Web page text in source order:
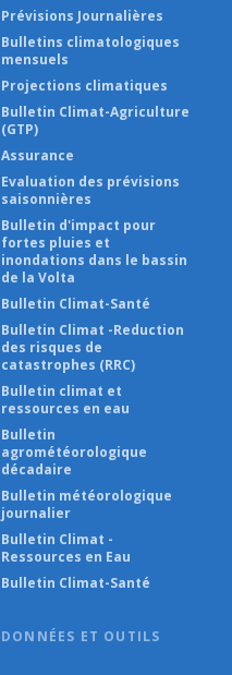
Prévisions Journalières
Bulletins climatologiques
mensuels
Projections climatiques
Bulletin Climat-Agriculture
(GTP)
Assurance
Evaluation des prévisions
saisonnières
Bulletin d'impact pour
fortes pluies et
inondations dans le bassin
de la Volta
Bulletin Climat-Santé
Bulletin Climat -Reduction
des risques de
catastrophes (RRC)
Bulletin climat et
ressources en eau
Bulletin
agrométéorologique
décadaire
Bulletin météorologique
journalier
Bulletin Climat -
Ressources en Eau
Bulletin Climat-Santé
DONNÉES ET OUTILS